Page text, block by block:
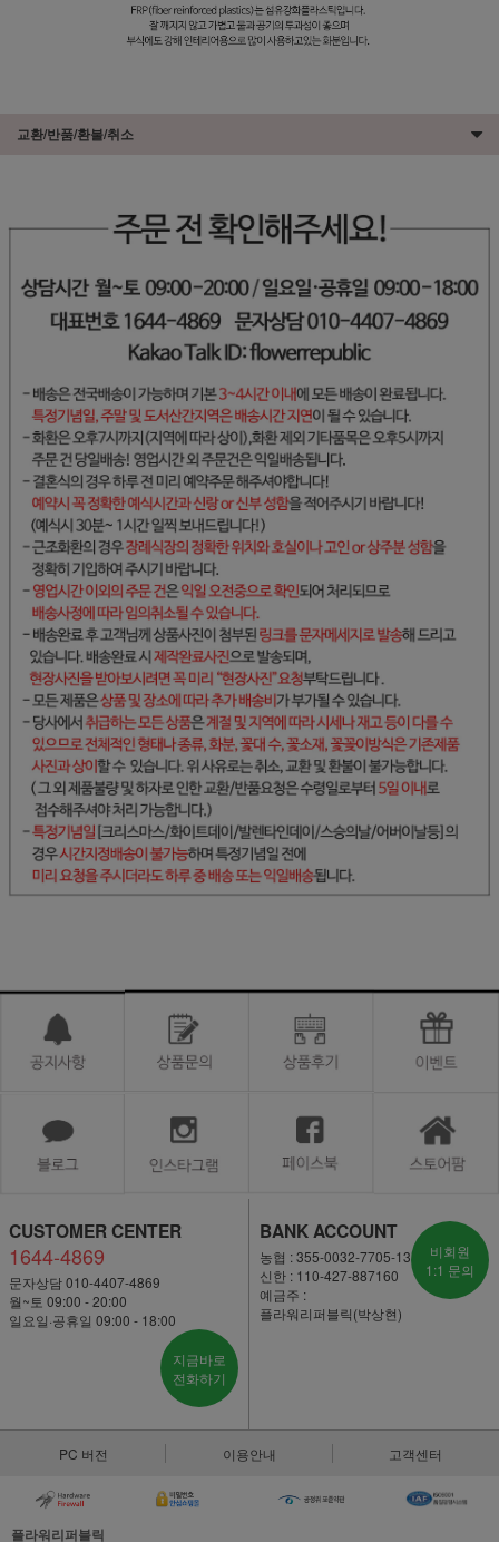
교환/반품/환불/취소
CUSTOMER CENTER
1644-4869
문자상담 010-4407-4869
월~토 09:00 - 20:00
일요일·공휴일 09:00 - 18:00
지금바로
전화하기
BANK ACCOUNT
농협 : 355-0032-7705-13
신한 : 110-427-887160
예금주 :
플라워리퍼블릭(박상현)
비회원
1:1 문의
PC 버전 이용안내 고객센터
플라워리퍼블릭